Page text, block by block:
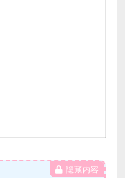
隐藏内容